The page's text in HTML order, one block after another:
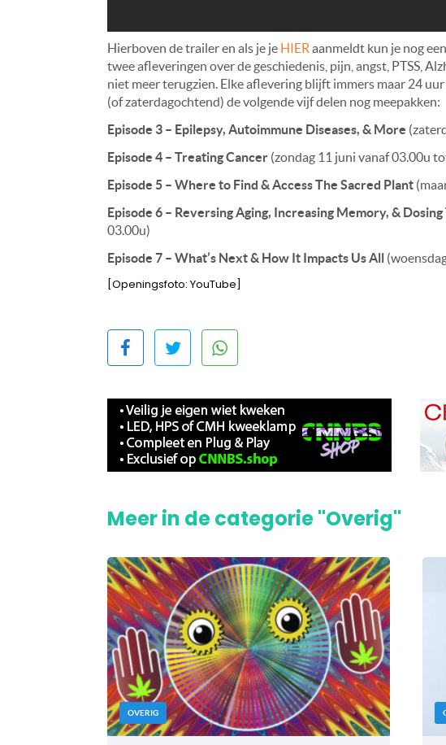
Hierboven de trailer en als je je HIER aanmeldt kun je nog
twee afleveringen over de geschiedenis, pijn, angst, PTSS,
niet meer terugzien. Elke aflevering blijft immers maar 24
(of zaterdagochtend) de volgende vijf delen nog meepakken:
Episode 3 – Epilepsy, Autoimmune Diseases, & More
Episode 4 – Treating Cancer (zondag 11 juni vanaf 03.00u
Episode 5 – Where to Find & Access The Sacred Plant
Episode 6 – Reversing Aging, Increasing Memory, & Dosing
03.00u)
Episode 7 – What’s Next & How It Impacts Us All
[Openingsfoto: YouTube]
Meer in de categorie "Overig"
OVERIG